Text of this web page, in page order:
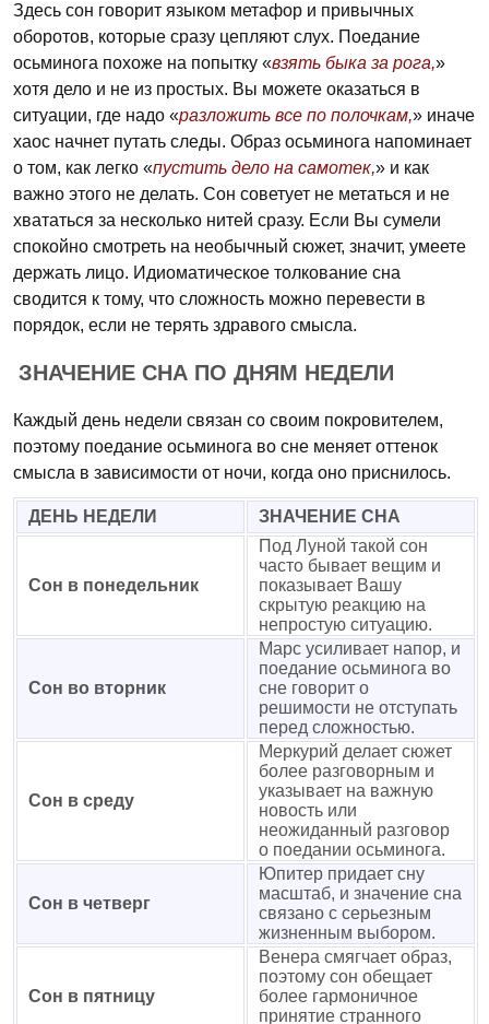
Здесь сон говорит языком метафор и привычных
оборотов, которые сразу цепляют слух. Поедание
осьминога похоже на попытку «взять быка за рога,»
хотя дело и не из простых. Вы можете оказаться в
ситуации, где надо «разложить все по полочкам,» иначе
хаос начнет путать следы. Образ осьминога напоминает
о том, как легко «пустить дело на самотек,» и как
важно этого не делать. Сон советует не метаться и не
хвататься за несколько нитей сразу. Если Вы сумели
спокойно смотреть на необычный сюжет, значит, умеете
держать лицо. Идиоматическое толкование сна
сводится к тому, что сложность можно перевести в
порядок, если не терять здравого смысла.
ЗНАЧЕНИЕ СНА ПО ДНЯМ НЕДЕЛИ
Каждый день недели связан со своим покровителем,
поэтому поедание осьминога во сне меняет оттенок
смысла в зависимости от ночи, когда оно приснилось.
ДЕНЬ НЕДЕЛИ ЗНАЧЕНИЕ СНА
Сон в понедельник
Под Луной такой сон
часто бывает вещим и
показывает Вашу
скрытую реакцию на
непростую ситуацию.
Сон во вторник
Марс усиливает напор, и
поедание осьминога во
сне говорит о
решимости не отступать
перед сложностью.
Сон в среду
Меркурий делает сюжет
более разговорным и
указывает на важную
новость или
неожиданный разговор
о поедании осьминога.
Сон в четверг
Юпитер придает сну
масштаб, и значение сна
связано с серьезным
жизненным выбором.
Сон в пятницу
Венера смягчает образ,
поэтому сон обещает
более гармоничное
принятие странного